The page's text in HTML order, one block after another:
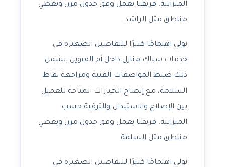
الميزانية. فريقنا يعمل وفق جدول مرن ويغطي
مناطق مثل الراشد.
نولي اهتمامًا كبيرًا للتفاصيل الصغيرة في
خدمات سباك منازل داخل أم القيوين. يشمل
ذلك ضبط المواصفات الفنية ومراجعة نقاط
السلامة، مع إيضاح الخيارات المتاحة للعميل
بين الإصلاح والاستبدال والترقية حسب
الميزانية. فريقنا يعمل وفق جدول مرن ويغطي
مناطق مثل السلمة.
نولي اهتمامًا كبيرًا للتفاصيل الصغيرة في